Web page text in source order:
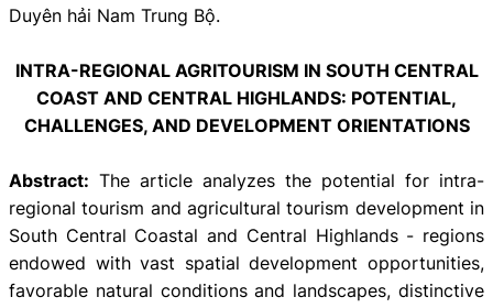
Duyên hải Nam Trung Bộ.
INTRA-REGIONAL AGRITOURISM IN SOUTH CENTRAL
COAST AND CENTRAL HIGHLANDS: POTENTIAL,
CHALLENGES, AND DEVELOPMENT ORIENTATIONS
Abstract: The article analyzes the potential for intra-
regional tourism and agricultural tourism development in
South Central Coastal and Central Highlands - regions
endowed with vast spatial development opportunities,
favorable natural conditions and landscapes, distinctive